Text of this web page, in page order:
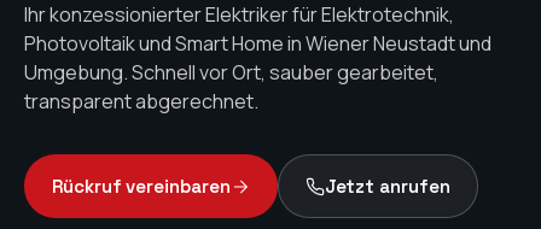
Ihr konzessionierter Elektriker für Elektrotechnik,
Photovoltaik und Smart Home in Wiener Neustadt und
Umgebung. Schnell vor Ort, sauber gearbeitet,
transparent abgerechnet.
Rückruf vereinbaren Jetzt anrufen